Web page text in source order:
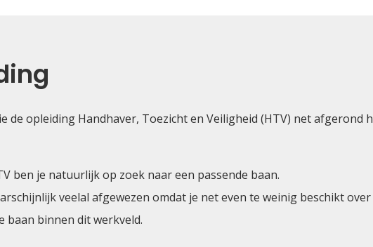
de opleiding Handhaver, Toezicht en Veiligheid (HTV) net afgerond
ben je natuurlijk op zoek naar een passende baan.
veelal afgewezen omdat je net even te weinig beschikt
baan binnen dit werkveld.